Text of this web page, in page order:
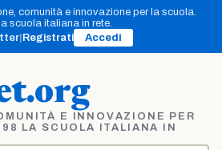
comunità e innovazione per la scuola.
scuola italiana in rete.
Registrati Accedi
E INNOVAZIONE PER
LA SCUOLA ITALIANA IN